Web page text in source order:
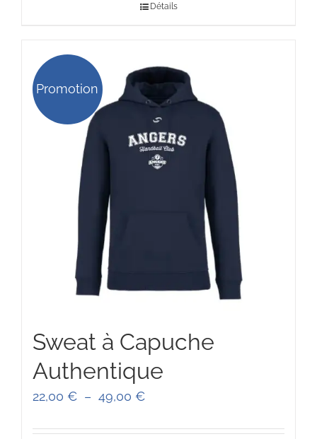
46,00 €
Détails
Promotion
Sweat à Capuche
Authentique
22,00 € – 49,00 €Plage